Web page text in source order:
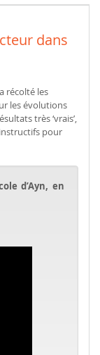
dans
récolté les
les évolutions
très ‘vrais’,
pour
d’Ayn, en